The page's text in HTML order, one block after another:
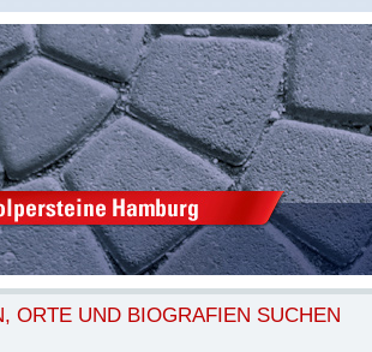
ORTE UND BIOGRAFIEN SUCHEN